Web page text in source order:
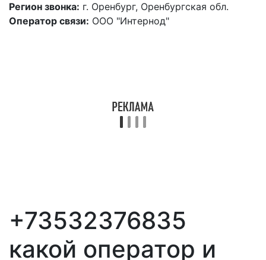
Регион звонка: г. Оренбург, Оренбургская обл.
Оператор связи: ООО "Интернод"
+73532376835
какой оператор и